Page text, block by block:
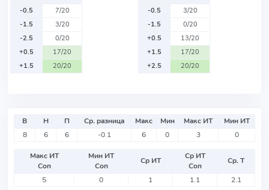
-0.5
7/20
-1.5
3/20
-2.5
0/20
+0.5
17/20
+1.5
20/20
-0.5
3/20
-1.5
0/20
+0.5
13/20
+1.5
17/20
+2.5
20/20
В Н П Ср. разница Макс Мин Макс ИТ
Мин ИТ
8
6 6 -0.1 6 0 3 0
Макс ИТ
Соп
Мин ИТ
Соп
Ср ИТ
Ср ИТ
Соп
Ср. Т
5
0 1 1.1 2.1